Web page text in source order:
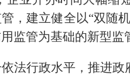
，建立健全以“双随
监管为基础的新型监
依法行政水平，推进